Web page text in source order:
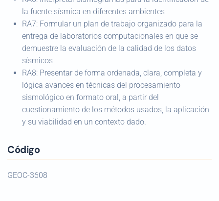
la fuente sísmica en diferentes ambientes
RA7: Formular un plan de trabajo organizado para la
entrega de laboratorios computacionales en que se
demuestre la evaluación de la calidad de los datos
sísmicos
RA8: Presentar de forma ordenada, clara, completa y
lógica avances en técnicas del procesamiento
sismológico en formato oral, a partir del
cuestionamiento de los métodos usados, la aplicación
y su viabilidad en un contexto dado.
Código
GEOC-3608